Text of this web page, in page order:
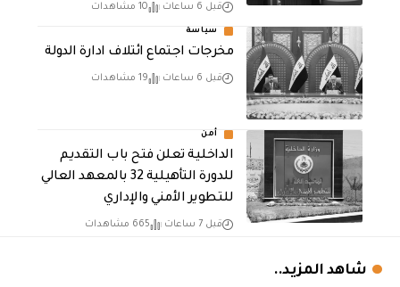
قبل 6 ساعات 10 مشاهدات
سياسة
مخرجات اجتماع ائتلاف ادارة الدولة
قبل 6 ساعات 19 مشاهدات
أمن
الداخلية تعلن فتح باب التقديم
للدورة التأهيلية 32 بالمعهد العالي
للتطوير الأمني والإداري
قبل 7 ساعات 665 مشاهدات
شاهد المزيد..